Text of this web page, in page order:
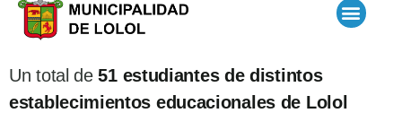
Un total de51 estudiantes de distintos
establecimientos educacionales de Lolol